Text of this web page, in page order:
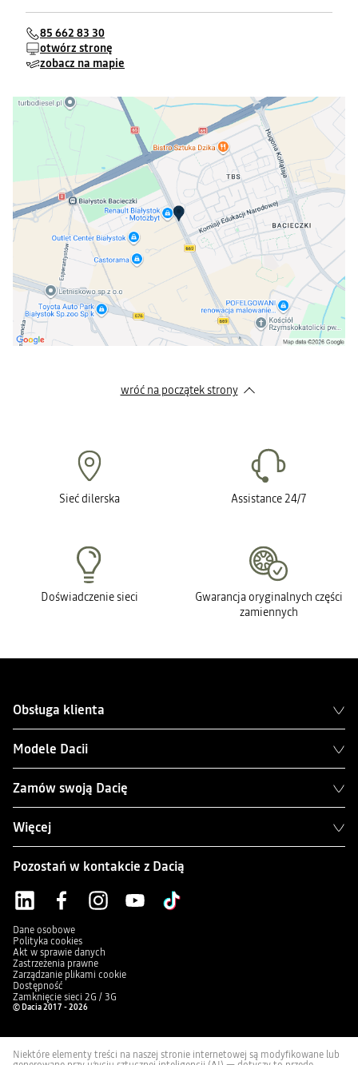
85 662 83 30
otwórz stronę
zobacz na mapie
wróć na początek strony
Sieć dilerska Assistance 24/7
Doświadczenie sieci
Gwarancja oryginalnych części
zamiennych
Obsługa klienta
Modele Dacii
Zamów swoją Dacię
Więcej
Pozostań w kontakcie z Dacią
Dane osobowe
Polityka cookies
Akt w sprawie danych
Zastrzeżenia prawne
Zarządzanie plikami cookie
Dostępność
Zamknięcie sieci 2G / 3G
© Dacia 2017 - 2026
Niektóre elementy treści na naszej stronie internetowej są modyfikowane lub